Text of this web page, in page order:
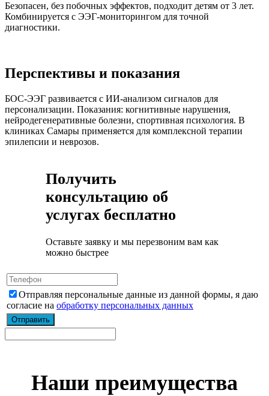
Безопасен, без побочных эффектов, подходит детям от 3 лет.
Комбинируется с ЭЭГ-мониторингом для точной
диагностики.​
Перспективы и показания
БОС-ЭЭГ развивается с ИИ-анализом сигналов для
персонализации. Показания: когнитивные нарушения,
нейродегенеративные болезни, спортивная психология. В
клиниках Самары применяется для комплексной терапии
эпилепсии и неврозов.
Получить
консультацию об
услугах бесплатно
Оставьте заявку и мы перезвоним вам как
можно быстрее
Отправляя персональные данные из данной формы, я даю
согласие на обработку персональных данных
Наши преимущества